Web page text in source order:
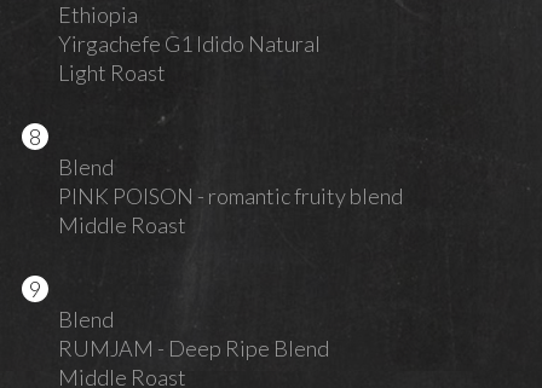
Ethiopia
Yirgachefe G1 Idido Natural
Light Roast
Blend
PINK POISON - romantic fruity blend
Middle Roast
Blend
RUMJAM - Deep Ripe Blend
Middle Roast